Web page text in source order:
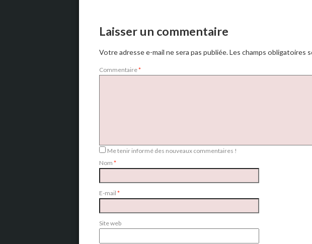
Laisser un commentaire
Votre adresse e-mail ne sera pas publiée.Les champs obligatoires
Commentaire*
Me tenir informé des nouveaux commentaires !
Nom *
E-mail *
Site web